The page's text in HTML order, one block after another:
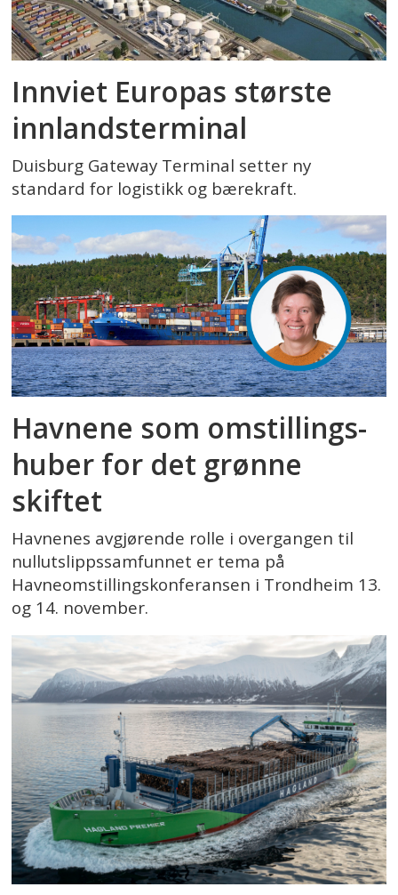
Innviet Europas største
innlandsterminal
Duisburg Gateway Terminal setter ny
standard for logistikk og bærekraft.
Havnene som omstillings-
huber for det grønne
skiftet
Havnenes avgjørende rolle i overgangen til
nullutslippssamfunnet er tema på
Havneomstillingskonferansen i Trondheim 13.
og 14. november.